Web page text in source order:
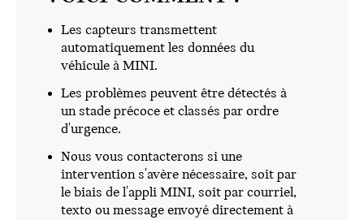
Les capteurs transmettent
automatiquement les données du
véhicule à MINI.
Les problèmes peuvent être détectés à
un stade précoce et classés par ordre
d'urgence.
Nous vous contacterons si une
intervention s'avère nécessaire, soit par
le biais de l'appli MINI, soit par courriel,
texto ou message envoyé directement à